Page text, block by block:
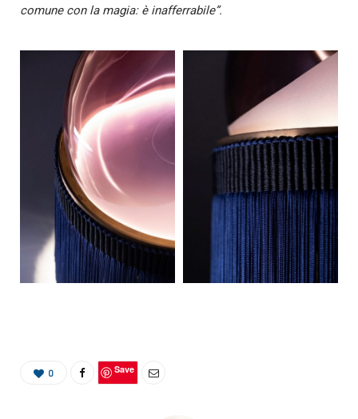
comune con la magia: è inafferrabile”.
0 Save